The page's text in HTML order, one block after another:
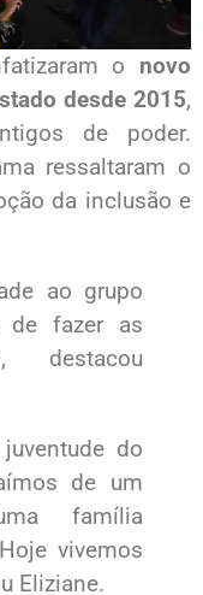
o novo
desde 2015,
de poder.
ressaltaram o
da inclusão e
ao grupo
de fazer as
destacou
do
de um
família
vivemos
Eliziane.